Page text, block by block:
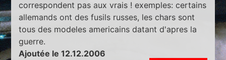
correspondent pas aux vrais ! exemples: certains
allemands ont des fusils russes, les chars sont
tous des modeles americains datant d'apres la
guerre.
Ajoutée le 12.12.2006